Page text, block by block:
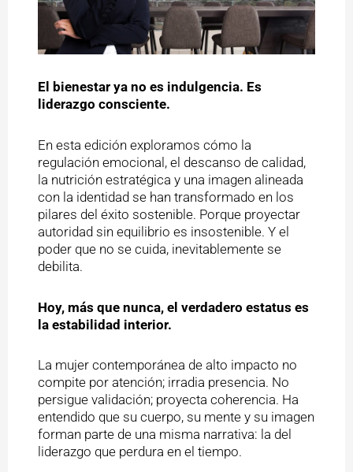
El bienestar ya no es indulgencia. Es
liderazgo consciente.
En esta edición exploramos cómo la
regulación emocional, el descanso de calidad,
la nutrición estratégica y una imagen alineada
con la identidad se han transformado en los
pilares del éxito sostenible. Porque proyectar
autoridad sin equilibrio es insostenible. Y el
poder que no se cuida, inevitablemente se
debilita.
Hoy, más que nunca, el verdadero estatus es
la estabilidad interior.
La mujer contemporánea de alto impacto no
compite por atención; irradia presencia. No
persigue validación; proyecta coherencia. Ha
entendido que su cuerpo, su mente y su imagen
forman parte de una misma narrativa: la del
liderazgo que perdura en el tiempo.